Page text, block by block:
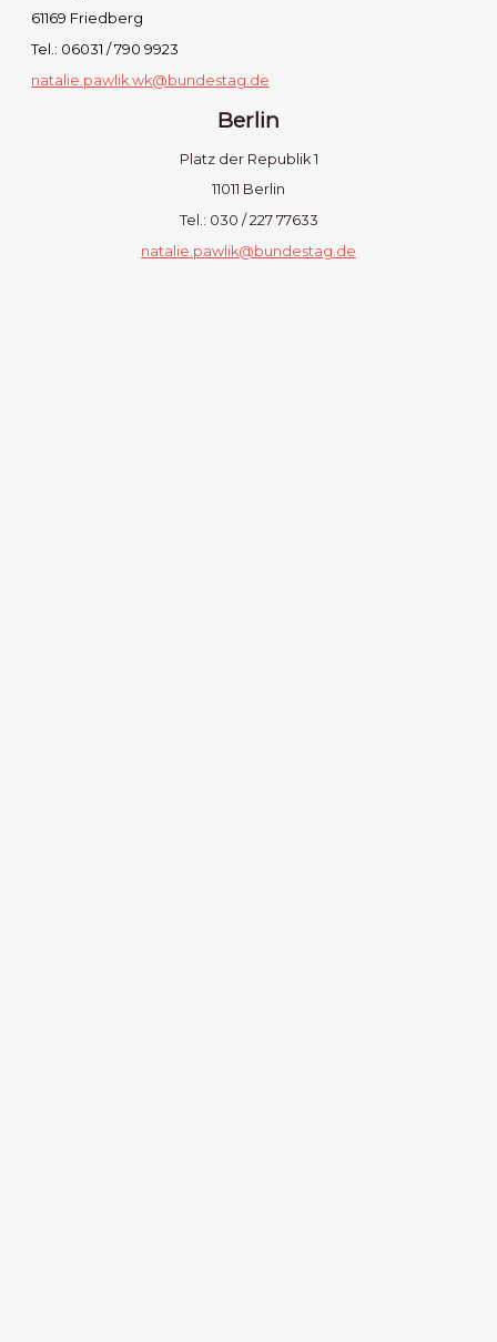
61169 Friedberg
Tel.: 06031 / 790 9923
natalie.pawlik.wk@bundestag.de
Berlin
Platz der Republik 1
11011 Berlin
Tel.: 030 / 227 77633
natalie.pawlik@bundestag.de